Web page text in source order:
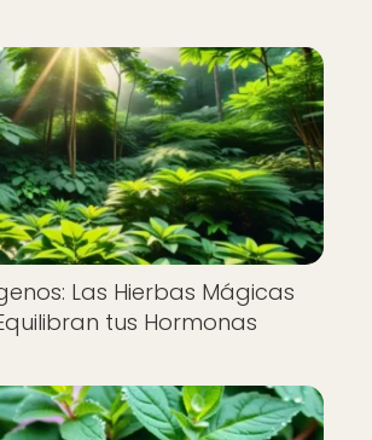
Las Hierbas Mágicas
tus Hormonas